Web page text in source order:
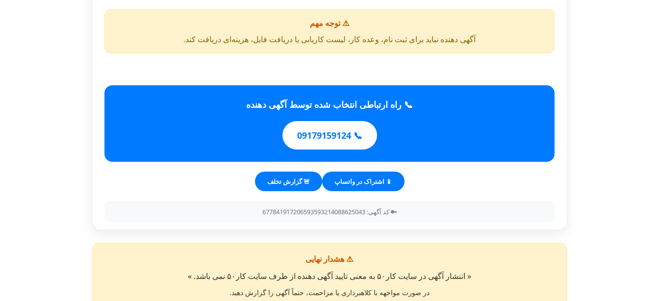
⚠️ توجه مهم
آگهی دهنده نباید برای ثبت نام، وعده کار، لیست کاریابی یا دریافت فایل، هزینه‌ای دریافت کند.
📞 راه ارتباطی انتخاب شده توسط آگهی دهنده
📞 09179159124
📱 اشتراک در واتساپ 🚨 گزارش تخلف
🔑 کد آگهی: 677841917206593593214088625043
⚠️ هشدار نهایی
« انتشار آگهی در سایت کار۵۰ به معنی تایید آگهی دهنده از طرف سایت کار۵۰ نمی باشد. »
در صورت مواجهه با کلاهبرداری یا مزاحمت، حتماً آگهی را گزارش دهید.